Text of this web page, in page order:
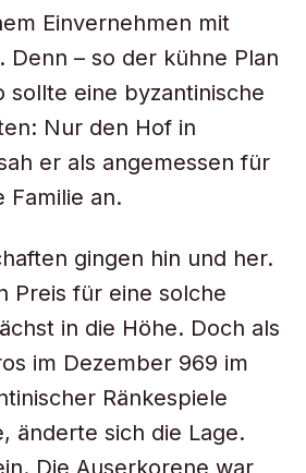
Einvernehmen mit
Denn – so der kühne Plan
sollte eine byzantinische
Nur den Hof in
er als angemessen für
Familie an.
gingen hin und her.
Preis für eine solche
in die Höhe. Doch als
im Dezember 969 im
Ränkespiele
änderte sich die Lage.
Die Auserkorene war